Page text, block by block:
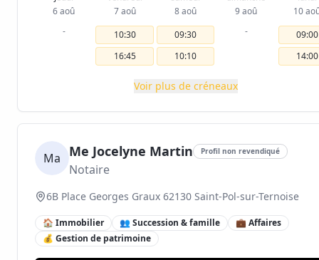
6 aoû
-
7 aoû
10:30
16:45
8 aoû
09:30
10:10
9 aoû
-
10
09:00
14:00
Voir plus de créneaux
Ma Me Jocelyne Martin Profil non revendiqué
Notaire
6B Place Georges Graux 62130 Saint-Pol-sur-Ternoise
🏠 Immobilier 👥 Succession & famille
💼 Affaires
💰 Gestion de patrimoine